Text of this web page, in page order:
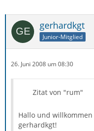
gerhardkgt
Junior-Mitglied
26. Juni 2008 um 08:30
Zitat von "rum"
Hallo und
gerhardkgt!